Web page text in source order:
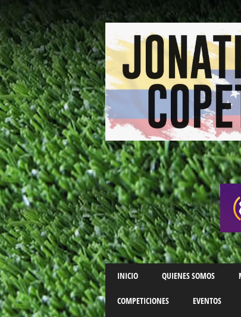
Main menu
Skip
to
content
INICIO QUIENES SOMOS
COMPETICIONES EVENTOS